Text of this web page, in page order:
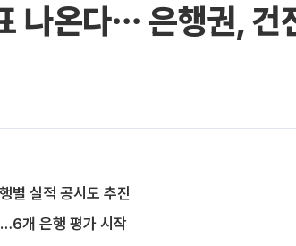
나온다⋯ 은행권, 건
별 실적 공시도 추진
개 은행 평가 시작